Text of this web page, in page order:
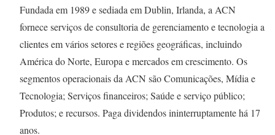
Fundada em 1989 e sediada em Dublin, Irlanda, a ACN
fornece serviços de consultoria de gerenciamento e tecnologia a
clientes em vários setores e regiões geográficas, incluindo
América do Norte, Europa e mercados em crescimento. Os
segmentos operacionais da ACN são Comunicações, Mídia e
Tecnologia; Serviços financeiros; Saúde e serviço público;
Produtos; e recursos. Paga dividendos ininterruptamente há 17
anos.